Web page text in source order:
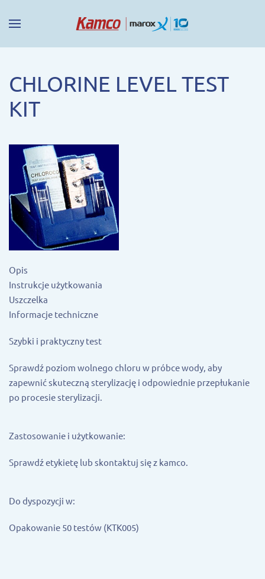
CHLORINE LEVEL TEST
KIT
Opis
Instrukcje użytkowania
Uszczelka
Informacje techniczne
Szybki i praktyczny test
Sprawdź poziom wolnego chloru w próbce wody, aby
zapewnić skuteczną sterylizację i odpowiednie przepłukanie
po procesie sterylizacji.
Zastosowanie i użytkowanie:
Sprawdź etykietę lub skontaktuj się z kamco.
Do dyspozycji w:
Opakowanie 50 testów (KTK005)